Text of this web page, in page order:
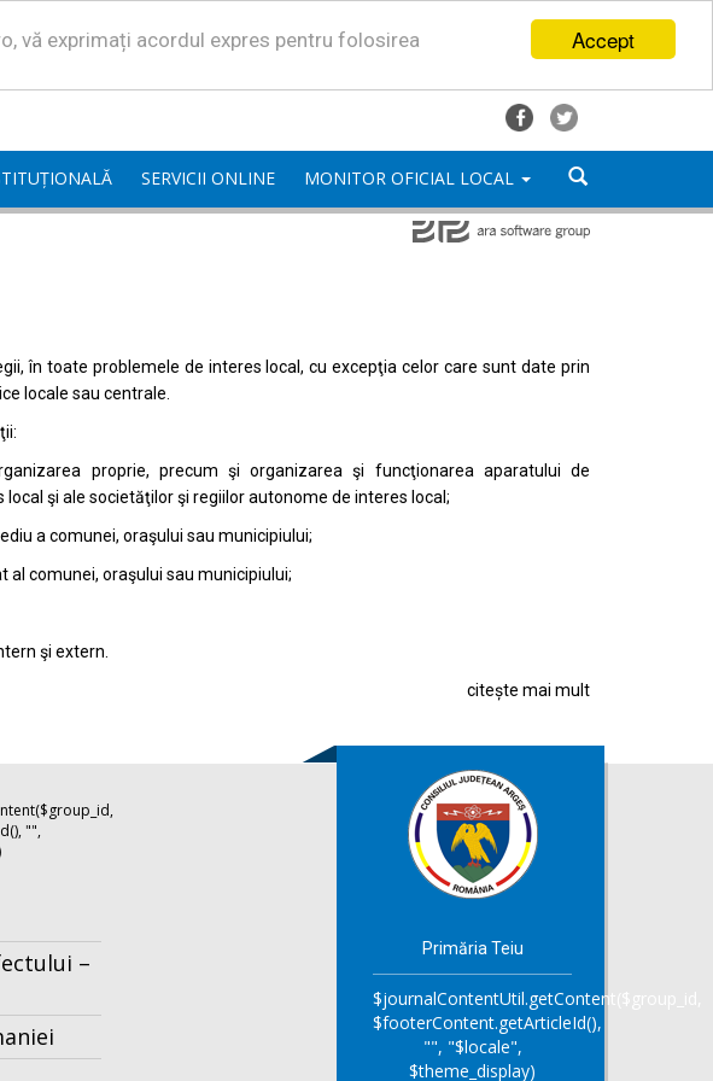
Accept
vă exprimați acordul expres pentru folosirea
SERVICII ONLINE MONITOR OFICIAL LOCAL
în toate problemele de interes local, cu excepţia celor care sunt date prin
locale sau centrale.
proprie, precum şi organizarea şi funcţionarea aparatului de
şi ale societăţilor şi regiilor autonome de interes local;
a comunei, oraşului sau municipiului;
comunei, oraşului sau municipiului;
şi extern.
citește mai mult
"",
–
Primăria Teiu
$journalContentUtil.getContent($group_id,
$footerContent.getArticleId(),
"", "$locale",
$theme_display)